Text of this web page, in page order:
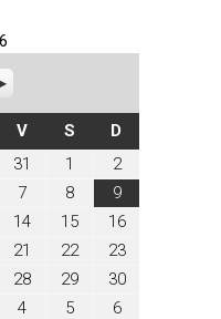
VVIERNES
SSÁBADO
D
31 1
agosto
2026
2agosto
2,
2026
7agosto
7,
2026
8agosto
8,
2026
9agosto
9,
2026
14agosto
2026
15agosto
2026
16agosto
2026
21
agosto
2026
22agosto
2026
23agosto
23,
2026
28agosto
29agosto
30agosto
4septiembre
5septiembre
6septiembre